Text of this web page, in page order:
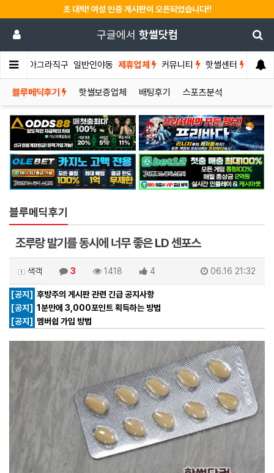
초 대박! 여성 인증 게시판이 오픈되었습니다!!
구글에서 핫썰닷컴
게 비아그라직구 일반인야동 제휴업체 커뮤니티 핫썰센터
블루메딕후기 핫썰보증업체 배팅후기 스포츠분석
블루메딕후기
조루랑 발기를 동시에 너무 좋은 LD 센포스
색객 3 1418 4 06.16 21:32
[공지] 후방주의 게시판 관련 긴급 공지사항
[공지] 1분만에 3,000포인트 획득하는 방법
[공지]
멤버쉽 가입 방법